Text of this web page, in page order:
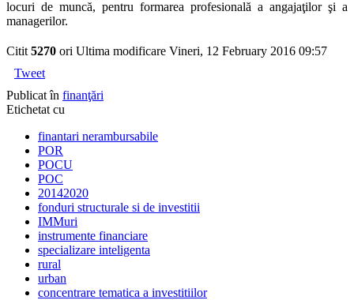
locuri de muncă, pentru formarea profesională a angajaţilor şi a
managerilor.
Citit 5270 ori Ultima modificare Vineri, 12 February 2016 09:57
Tweet
Publicat în finanţări
Etichetat cu
finantari nerambursabile
POR
POCU
POC
20142020
fonduri structurale si de investitii
IMMuri
instrumente financiare
specializare inteligenta
rural
urban
concentrare tematica a investitiilor